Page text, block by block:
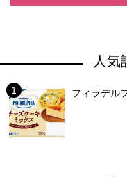
人気
フィラデル